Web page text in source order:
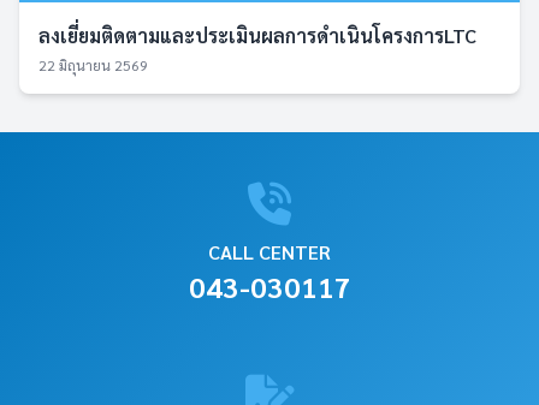
ลงเยี่ยมติดตามและประเมินผลการดำเนินโครงการLTC
22 มิถุนายน 2569
CALL CENTER
043-030117